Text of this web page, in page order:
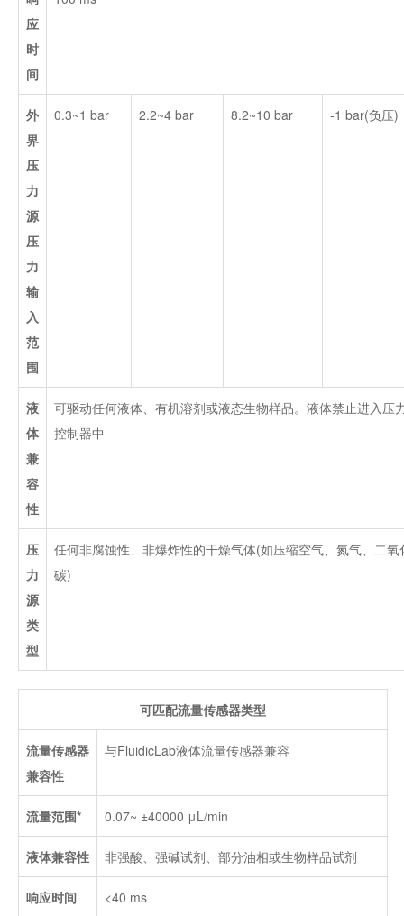
应
时
间
外
界
压
力
源
压
力
输
入
范
围
0.3~1 bar 2.2~4 bar 8.2~10 bar -1 bar(负压)
液
体
兼
容
性
可驱动任何液体、有机溶剂或液态生物样品。液体禁止进入压
控制器中
压
力
源
类
型
任何非腐蚀性、非爆炸性的干燥气体(如压缩空气、氮气、二氧
碳)
可匹配流量传感器类型
流量传感器
兼容性
与FluidicLab液体流量传感器兼容
流量范围* 0.07~ ±40000 μL/min
液体兼容性 非强酸、强碱试剂、部分油相或生物样品试剂
响应时间 <40 ms